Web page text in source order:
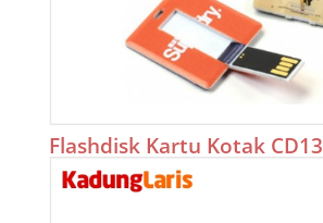
Flashdisk Kartu Kotak CD13